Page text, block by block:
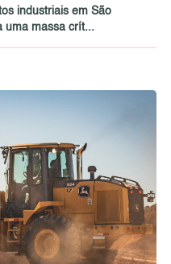
industriais em São
uma massa crít...